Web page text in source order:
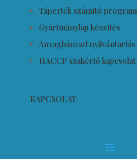
Tápérték számító program
Gyártmánylap készítés
Anyaghányad nyilvántartás
HACCP szakértő kapcsolat
KAPCSOLAT